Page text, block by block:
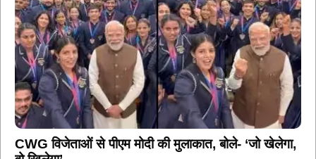
CWG विजेताओं से पीएम मोदी की मुलाकात, बोले- ‘जो खेलेगा,